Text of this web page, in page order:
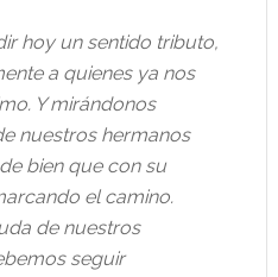
hoy un sentido tributo,
a quienes ya nos
Y mirándonos
nuestros hermanos
bien que con su
el camino.
de nuestros
seguir